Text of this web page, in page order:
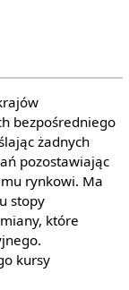
bezpośredniego
żadnych
pozostawiając
rynkowi. Ma
stopy
które
kursy